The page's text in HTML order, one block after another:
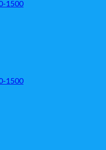
1500
1500